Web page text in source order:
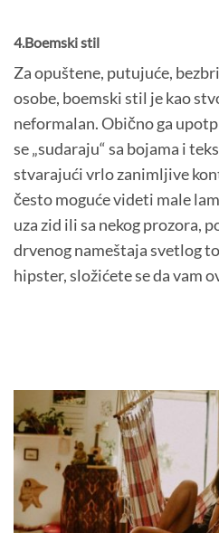
4.Boemski stil
Za opuštene, putujuće,
osobe, boemski stil je kao
neformalan. Obično ga
se „sudaraju“ sa bojama i
stvarajući vrlo zanimljive
često moguće videti male
uza zid ili sa nekog prozora,
drvenog nameštaja svetlog
hipster, složićete se da vam